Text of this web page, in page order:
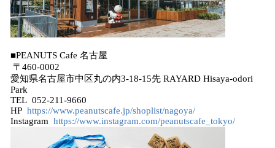
■PEANUTS Cafe 名古屋
〒460-0002
愛知県名古屋市中区丸の内3-18-15先 RAYARD Hisaya-odori
Park
TEL 052-211-9660
HP https://www.peanutscafe.jp/shoplist/nagoya/
Instagram https://www.instagram.com/peanutscafe_tokyo/